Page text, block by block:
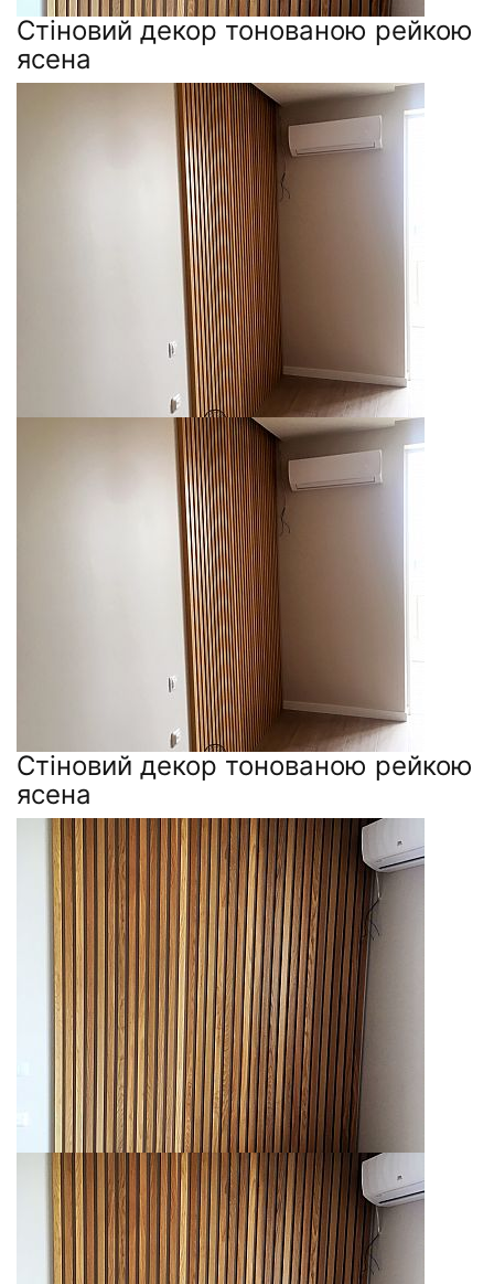
Стіновий декор тонованою рейкою
ясена
Стіновий декор тонованою рейкою
ясена